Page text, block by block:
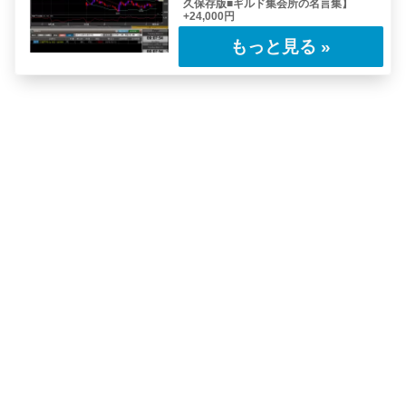
久保存版■ギルド集会所の名言集】
+24,000円
トレードは以下の2つで凌いだ。どちらも「プ